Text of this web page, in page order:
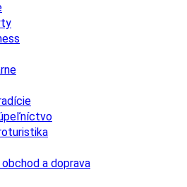
obchod a doprava